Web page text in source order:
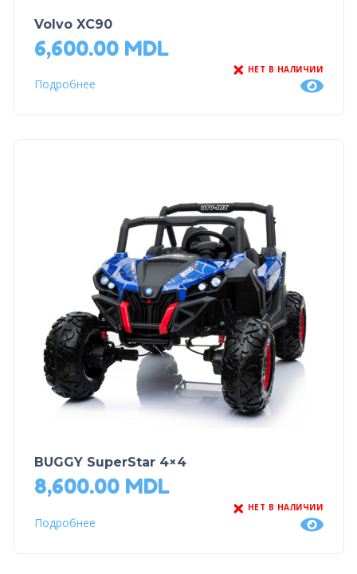
Volvo XC90
6,600.00 MDL
НЕТ В НАЛИЧИИ
Подробнее
BUGGY SuperStar 4×4
8,600.00 MDL
НЕТ В НАЛИЧИИ
Подробнее